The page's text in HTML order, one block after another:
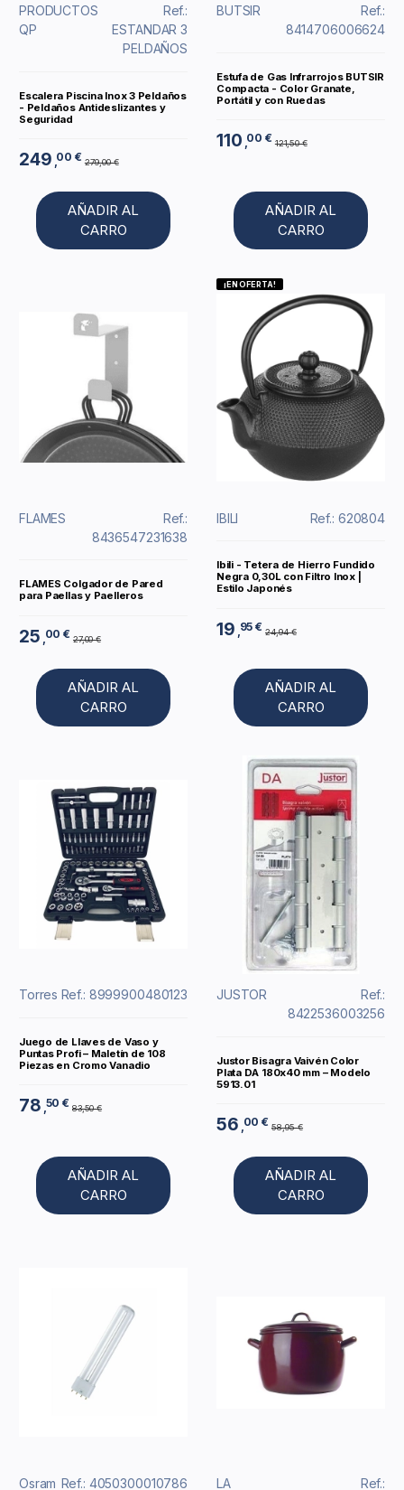
PRODUCTOS
QP
Ref.:
ESTANDAR 3
PELDAÑOS
Escalera Piscina Inox 3 Peldaños
- Peldaños Antideslizantes y
Seguridad
249 ,00 € 279,00 €
AÑADIR AL
CARRO
BUTSIR
Ref.:
8414706006624
Estufa de Gas Infrarrojos BUTSIR
Compacta - Color Granate,
Portátil y con Ruedas
110 ,00 € 121,50 €
AÑADIR AL
CARRO
FLAMES
Ref.:
8436547231638
FLAMES Colgador de Pared
para Paellas y Paelleros
25 00 € 27,00 €
AÑADIR AL
CARRO
¡EN OFERTA!
IBILI Ref.: 620804
Ibili - Tetera de Hierro Fundido
Negra 0,30L con Filtro Inox |
Estilo Japonés
19 95 € 24,94 €
AÑADIR AL
CARRO
Torres Ref.: 8999900480123
Juego de Llaves de Vaso y
Puntas Profi – Maletín de 108
Piezas en Cromo Vanadio
78 ,50 € 83,50 €
AÑADIR AL
CARRO
JUSTOR
Ref.:
8422536003256
Justor Bisagra Vaivén Color
Plata DA 180x40 mm – Modelo
5913.01
56 ,00 € 58,95 €
AÑADIR AL
CARRO
Osram Ref.: 4050300010786
LA
Ref.: